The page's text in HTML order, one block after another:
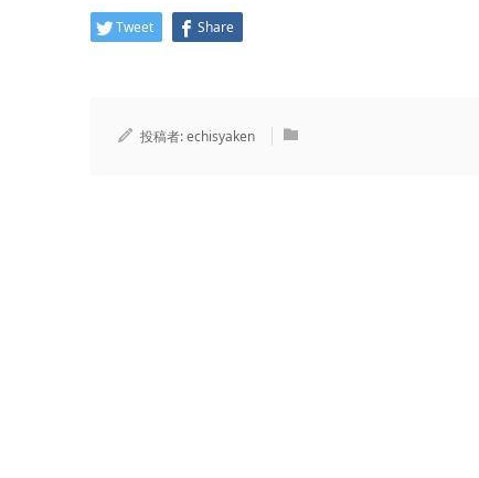
Tweet Share
投稿者:echisyaken